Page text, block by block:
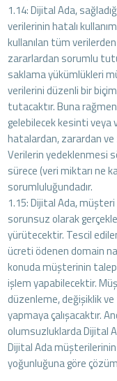
1.14: Dijital Ada,
verilerinin hatalı
kullanılan tüm
zararlardan sorumlu
saklama yükümlükleri
verilerini düzenli bir
tutacaktır. Buna
gelebilecek kesinti veya
hatalardan, zarardan
Verilerin yedeklenmesi
sürece (veri miktarı ne
sorumluluğundadır.
1.15: Dijital Ada,
sorunsuz olarak
yürütecektir. Tescil
ücreti ödenen domain
konuda müşterinin
işlem yapabilecektir.
düzenleme, değişiklik
yapmaya çalışacaktır.
olumsuzluklarda Dijital
Dijital Ada
yoğunluğuna göre